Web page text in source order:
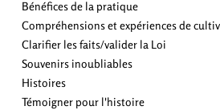
Bénéfices de la pratique
Compréhensions et expériences de
Clarifier les faits/valider la Loi
Souvenirs inoubliables
Histoires
Témoigner pour l'histoire